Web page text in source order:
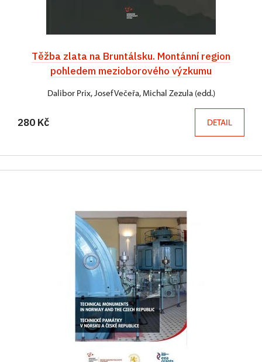
Těžba zlata na Bruntálsku. Montánní region
pohledem mezioborového výzkumu
Dalibor Prix, Josef Večeřa, Michal Zezula (edd.)
280 Kč DETAIL